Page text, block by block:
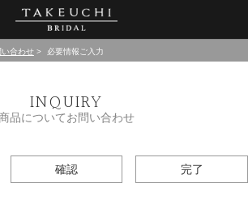
合わせ 必要情報ご入力
INQUIRY
品についてお問い合わせ
確認 完了